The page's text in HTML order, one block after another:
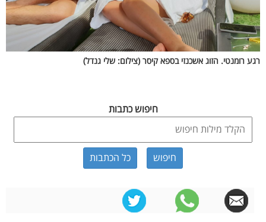
רגע רומנטי. הזוג אשכנזי בספא קיסר (צילום: שלי גנדל)
חיפוש כתבות
כל הכתבות